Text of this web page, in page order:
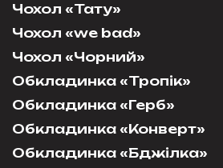
Чохол «Тату»
Чохол «we bad»
Чохол «Чорний»
Обкладинка «Тропік»
Обкладинка «Герб»
Обкладинка «Конверт»
Обкладинка «Бджілка»